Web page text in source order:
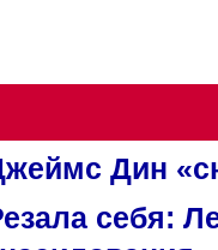
Дин
себя: